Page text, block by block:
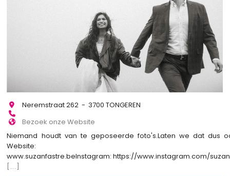
Neremstraat 262 - 3700 TONGEREN
Bezoek onze Website
Niemand houdt van te geposeerde foto's.Laten we dat dus
Website:
www.suzanfastre.beInstagram: https://www.instagram.com/
[...]